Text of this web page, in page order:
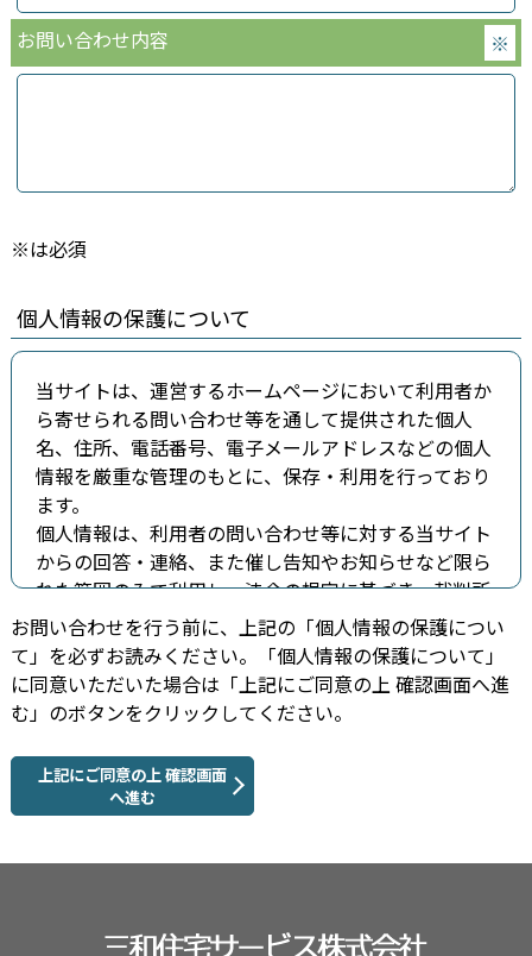
お問い合わせ内容 ※
※は必須
個人情報の保護について
当サイトは、運営するホームページにおいて利用者か
ら寄せられる問い合わせ等を通して提供された個人
名、住所、電話番号、電子メールアドレスなどの個人
情報を厳重な管理のもとに、保存・利用を行っており
ます。
個人情報は、利用者の問い合わせ等に対する当サイト
からの回答・連絡、また催し告知やお知らせなど限ら
れた範囲のみで利用し、法令の規定に基づき、裁判所
などの機関より個人情報の開示が求められた場合を除
き、利用者ご本人の同意を得ず無断で第三者に提供す
る事は一切ごさいません。
お問い合わせを行う前に、上記の「個人情報の保護につい
て」を必ずお読みください。「個人情報の保護について」
に同意いただいた場合は「上記にご同意の上 確認画面へ進
む」のボタンをクリックしてください。
上記にご同意の上 確認画面
へ進む